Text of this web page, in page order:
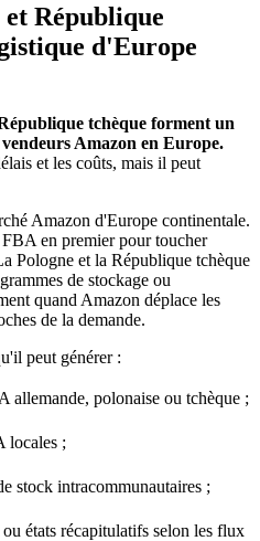
République
d'Europe
tchèque forment un
Amazon en Europe.
et les coûts, mais il peut
Amazon d'Europe continentale.
en premier pour toucher
Pologne et la République tchèque
de stockage ou
quand Amazon déplace les
de la demande.
peut générer :
allemande, polonaise ou tchèque ;
locales ;
stock intracommunautaires ;
états récapitulatifs selon les flux